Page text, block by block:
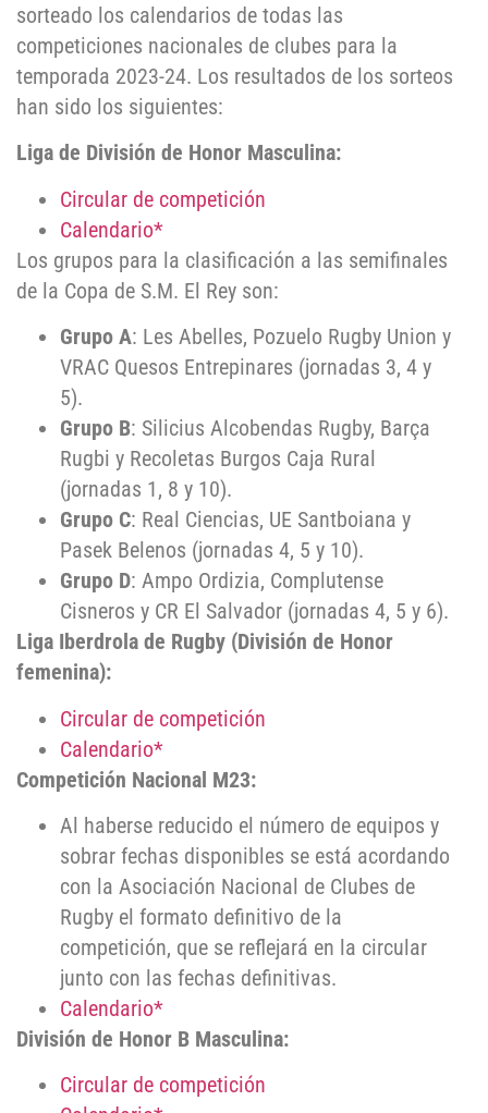
sorteado los calendarios de todas las
competiciones nacionales de clubes para la
temporada 2023-24. Los resultados de los sorteos
han sido los siguientes:
Liga de División de Honor Masculina:
Circular de competición
Calendario*
Los grupos para la clasificación a las semifinales
de la Copa de S.M. El Rey son:
Grupo A: Les Abelles, Pozuelo Rugby Union y
VRAC Quesos Entrepinares (jornadas 3, 4 y
5).
Grupo B: Silicius Alcobendas Rugby, Barça
Rugbi y Recoletas Burgos Caja Rural
(jornadas 1, 8 y 10).
Grupo C: Real Ciencias, UE Santboiana y
Pasek Belenos (jornadas 4, 5 y 10).
Grupo D: Ampo Ordizia, Complutense
Cisneros y CR El Salvador (jornadas 4, 5 y 6).
Liga Iberdrola de Rugby (División de Honor
femenina):
Circular de competición
Calendario*
Competición Nacional M23:
Al haberse reducido el número de equipos y
sobrar fechas disponibles se está acordando
con la Asociación Nacional de Clubes de
Rugby el formato definitivo de la
competición, que se reflejará en la circular
junto con las fechas definitivas.
Calendario*
División de Honor B Masculina:
Circular de competición